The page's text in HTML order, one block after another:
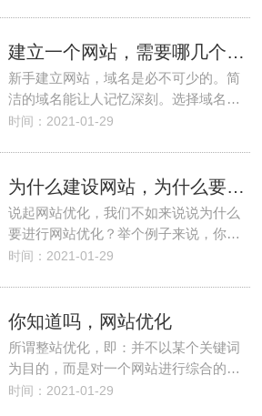
建立一个网站，需要哪几个步骤，来看看吧
新手建立网站，域名是必不可少的。简
洁的域名能让人记忆深刻。选择域名…
时间：2021-01-29
为什么建设网站，为什么要进行网站优化？
说起网站优化，我们不如来说说为什么
要进行网站优化？举个例子来说，你…
时间：2021-01-29
你知道吗，网站优化
所谓整站优化，即：并不以某个关键词
为目的，而是对一个网站进行综合的…
时间：2021-01-29